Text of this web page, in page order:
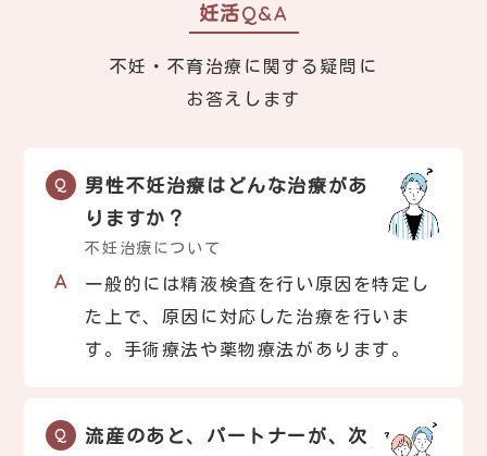
妊活Q&A
不妊・不育治療に関する疑問に
お答えします
男性不妊治療はどんな治療があ
りますか？
不妊治療について
一般的には精液検査を行い原因を特定し
た上で、原因に対応した治療を行いま
す。手術療法や薬物療法があります。
流産のあと、パートナーが、次